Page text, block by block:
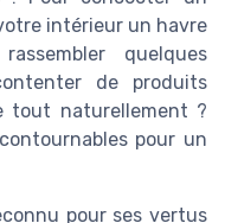
intérieur un havre
quelques
de produits
tout naturellement ?
pour un
pour ses vertus